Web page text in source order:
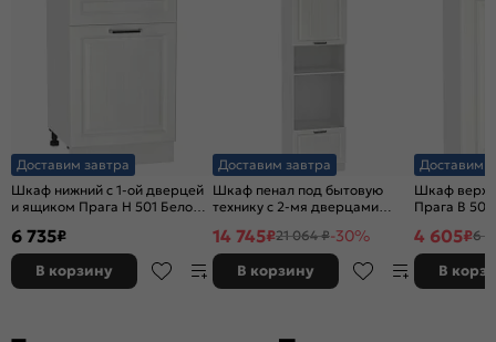
Доставим завтра
Шкаф нижний с 1-ой дверцей
и ящиком Прага Н 501 Белое
6 735₽
В корзину
Доставим завтра
Шкаф пенал под бытовую
технику с 2-мя дверцами
шкафов высотой 720) Белое
дерево-Белый
14 745₽21 064 ₽-30%
В корзину
Доставим
Шкаф
Прага В
4 605₽6
В